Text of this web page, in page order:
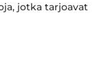
jotka tarjoavat